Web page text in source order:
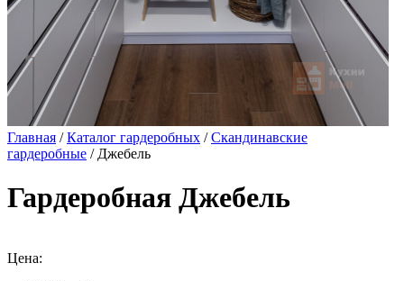
Главная /Каталог гардеробных /Скандинавские
гардеробные / Джебель
Гардеробная Джебель
Цена: